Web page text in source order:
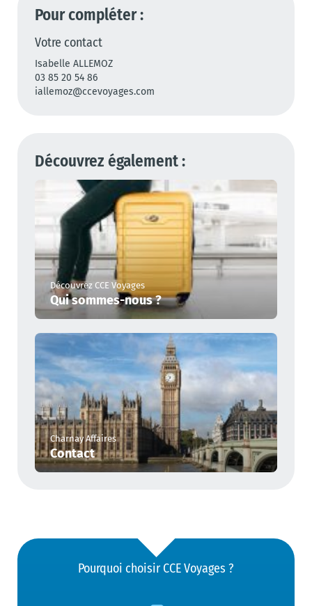
Pour compléter :
Votre contact
Isabelle ALLEMOZ
03 85 20 54 86
iallemoz@ccevoyages.com
Découvrez également :
Découvrez CCE Voyages
Qui sommes-nous ?
Charnay Affaires
Contact
Pourquoi choisir CCE Voyages ?